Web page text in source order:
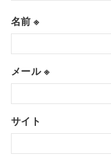
名前※
メール※
サイト